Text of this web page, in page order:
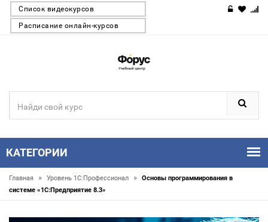
Список видеокурсов
Расписание онлайн-курсов
КАТЕГОРИИ
Главная » Уровень 1С:Профессионал »
Основы программирования в
системе «1C:Предприятие 8.3»